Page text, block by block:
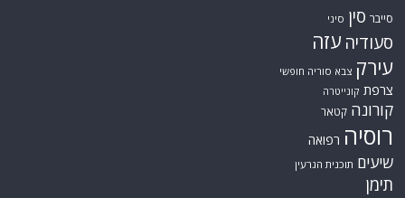
סייבר סין סיני
סעודיה עזה
עירק צבא סוריה חופשי
צרפת קונייטרה
קורונה קטאר
רוסיה רפואה
שיעים תוכנית הגרעין
תימן